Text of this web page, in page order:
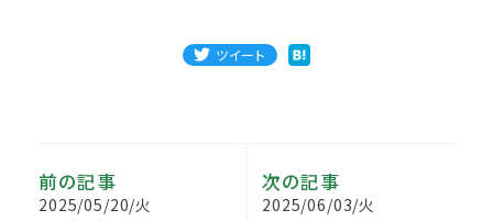
ツイート
前の記事
2025/05/20/火
次の記事
2025/06/03/火